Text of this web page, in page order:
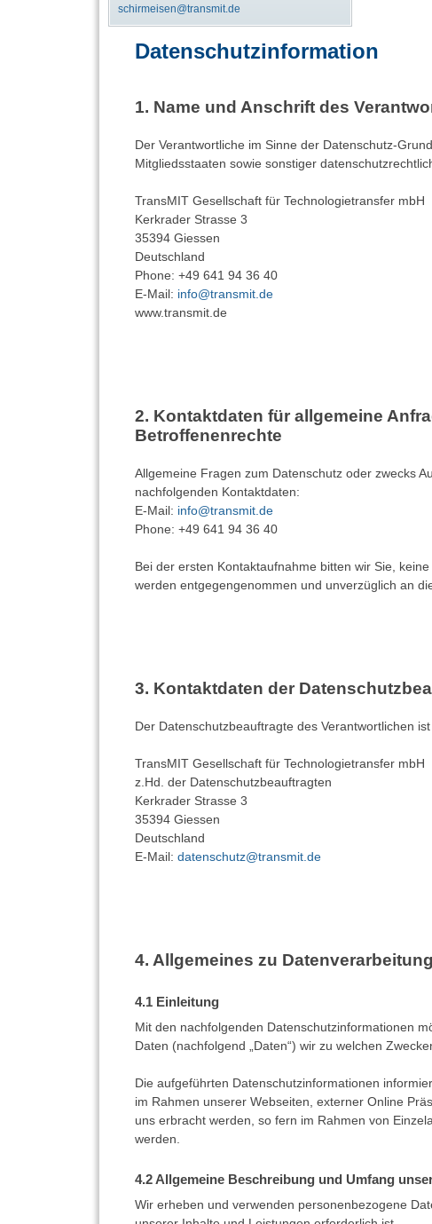
schirmeisen@transmit.de
Datenschutzinformation
Name und Anschrift des
Der Verantwortliche im Sinne der Datenschutz-
Mitgliedsstaaten sowie sonstiger
TransMIT Gesellschaft für Technologietransfer mbH
Kerkrader Strasse 3
35394 Giessen
Deutschland
Phone: +49 641 94 36 40
E-Mail: info@transmit.de
www.transmit.de
Kontaktdaten für allgemeine
Betroffenenrechte
Allgemeine Fragen zum Datenschutz oder zwecks
nachfolgenden Kontaktdaten:
E-Mail: info@transmit.de
Phone: +49 641 94 36 40
Bei der ersten Kontaktaufnahme bitten wir Sie,
werden entgegengenommen und unverzüglich an
Kontaktdaten der
Der Datenschutzbeauftragte des Verantwortlichen
TransMIT Gesellschaft für Technologietransfer mbH
z.Hd. der Datenschutzbeauftragten
Kerkrader Strasse 3
35394 Giessen
Deutschland
E-Mail: datenschutz@transmit.de
Allgemeines zu
Einleitung
Mit den nachfolgenden Datenschutzinformationen
Daten (nachfolgend „Daten“) wir zu welchen
Die aufgeführten Datenschutzinformationen
im Rahmen unserer Webseiten, externer Online
uns erbracht werden, so fern im Rahmen von
werden.
Allgemeine Beschreibung und Umfang
Wir erheben und verwenden personenbezogene